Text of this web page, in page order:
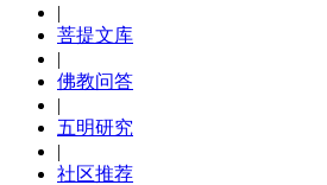
|
菩提文库
|
佛教问答
|
五明研究
|
社区推荐